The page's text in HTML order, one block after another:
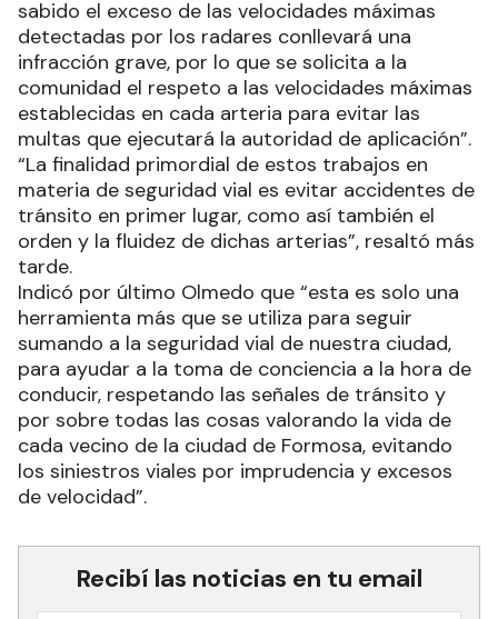
sabido el exceso de las velocidades máximas
detectadas por los radares conllevará una
infracción grave, por lo que se solicita a la
comunidad el respeto a las velocidades máximas
establecidas en cada arteria para evitar las
multas que ejecutará la autoridad de aplicación”.
“La finalidad primordial de estos trabajos en
materia de seguridad vial es evitar accidentes de
tránsito en primer lugar, como así también el
orden y la fluidez de dichas arterias”, resaltó más
tarde.
Indicó por último Olmedo que “esta es solo una
herramienta más que se utiliza para seguir
sumando a la seguridad vial de nuestra ciudad,
para ayudar a la toma de conciencia a la hora de
conducir, respetando las señales de tránsito y
por sobre todas las cosas valorando la vida de
cada vecino de la ciudad de Formosa, evitando
los siniestros viales por imprudencia y excesos
de velocidad”.
Recibí las noticias en tu email